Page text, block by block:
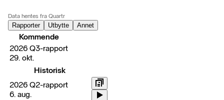
Data hentes fra Quartr
Rapporter Utbytte Annet
Kommende
2026 Q3-rapport
29. okt.
Historisk
2026 Q2-rapport
6. aug.